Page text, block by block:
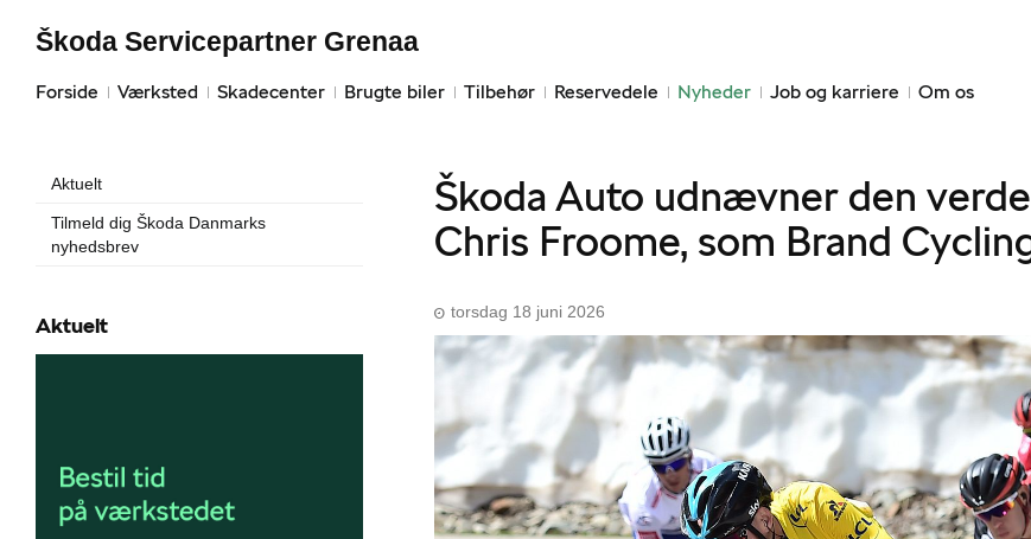
Forside Værksted Skadecenter Brugte biler Tilbehør Reservedele Nyheder Job og karriere Om os
Škoda Servicepartner Grenaa
Aktuelt
Tilmeld dig Škoda Danmarks
nyhedsbrev
Aktuelt
Škoda Auto udnævner den
Chris Froome, som Brand
torsdag 18 juni 2026